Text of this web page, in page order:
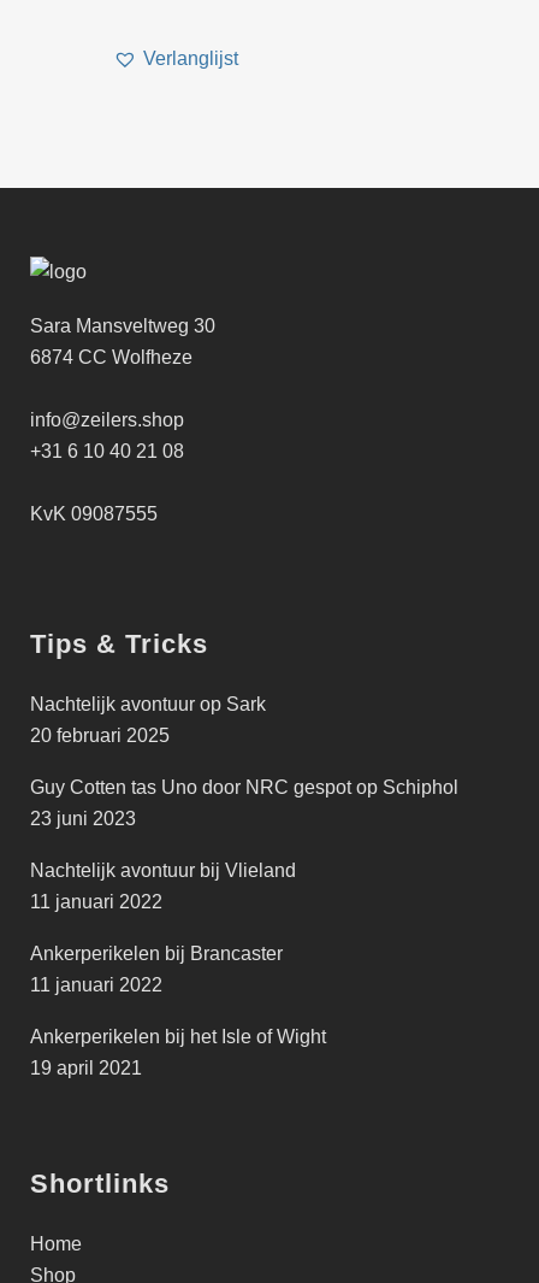
Sara Mansveltweg 30
6874 CC Wolfheze
info@zeilers.shop
+31 6 10 40 21 08
KvK 09087555
Tips & Tricks
Nachtelijk avontuur op Sark
20 februari 2025
Guy Cotten tas Uno door NRC gespot op Schiphol
23 juni 2023
Nachtelijk avontuur bij Vlieland
11 januari 2022
Ankerperikelen bij Brancaster
11 januari 2022
Ankerperikelen bij het Isle of Wight
19 april 2021
Shortlinks
Home
Shop